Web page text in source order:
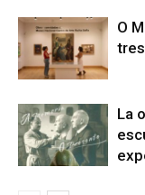
O
La